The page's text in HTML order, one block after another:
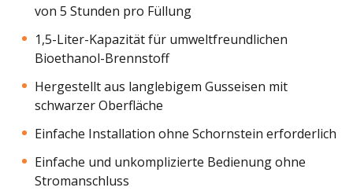
von 5 Stunden pro Füllung
1,5-Liter-Kapazität für umweltfreundlichen
Bioethanol-Brennstoff
Hergestellt aus langlebigem Gusseisen mit
schwarzer Oberfläche
Einfache Installation ohne Schornstein erforderlich
Einfache und unkomplizierte Bedienung ohne
Stromanschluss